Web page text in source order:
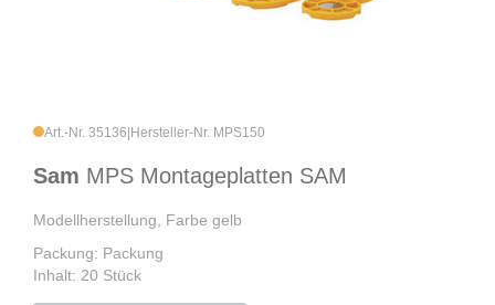
Art.-Nr. 35136 Hersteller-Nr. MPS150
Sam MPS Montageplatten SAM
Modellherstellung, Farbe gelb
Packung: Packung
Inhalt: 20 Stück